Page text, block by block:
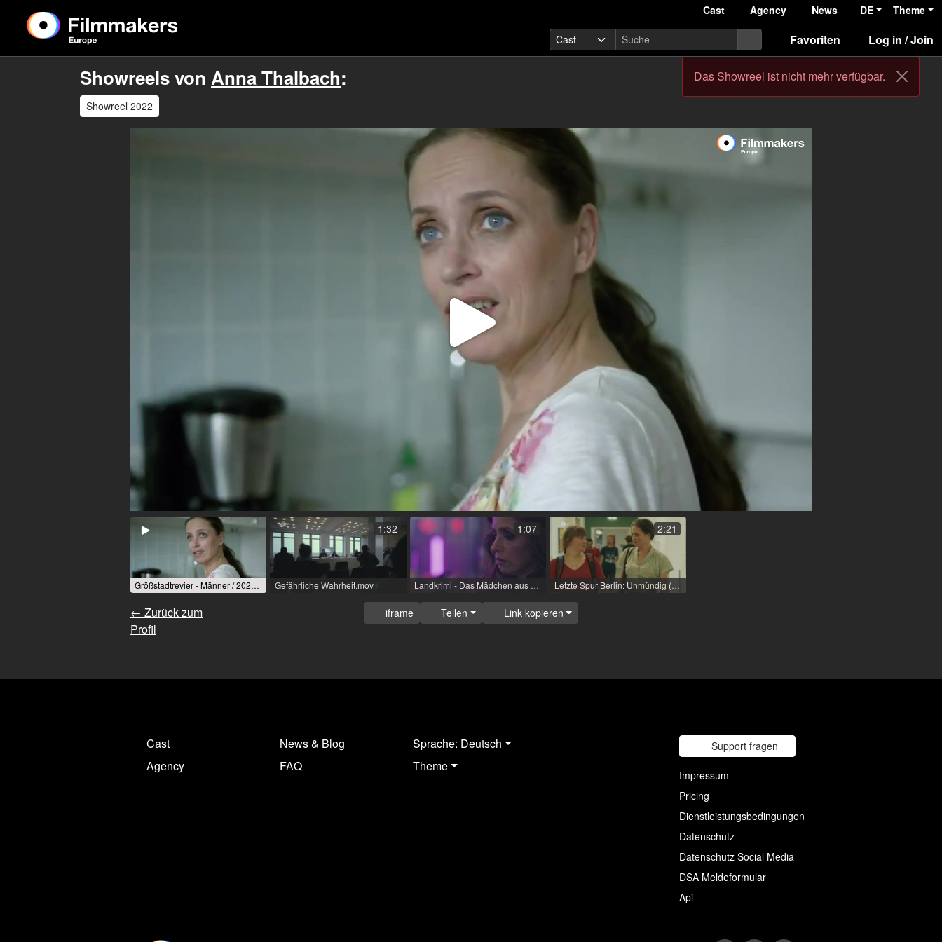
Cast Agency News DE Theme
Favoriten Log in / Join
Das Showreel ist nicht mehr verfügbar.
Showreels von Anna Thalbach:
Showreel 2022
Video
abspielen
Größstadtrevier - Männer / 2021 / R: Thorsten Wacker / ARD Gefährliche Wahrheit.mov
1:32
Landkrimi - Das Mädchen aus dem Bergsee (TV-Film (Reihe)) / 2019 / R: Mirjam Unger / ORF, ZDF
1:07
Letzte Spur Berlin: Unmündig (TV-Serie) / 2018 / Rolle: Susanne Schmitz / R: Sabine Derflinger / ZDF
2:21
← Zurück zum
Profil
iframe Teilen Link kopieren
Cast
Agency
News & Blog
FAQ
Sprache: Deutsch
Theme
Support fragen
Impressum
Pricing
Dienstleistungsbedingungen
Datenschutz
Datenschutz Social Media
DSA Meldeformular
Api